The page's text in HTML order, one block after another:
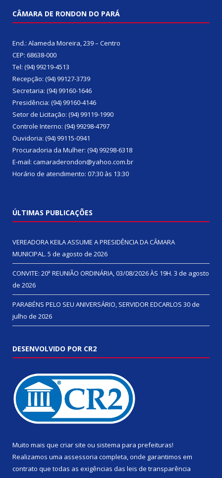
CÂMARA DE RONDON DO PARÁ
End.: Alameda Moreira, 239 – Centro
CEP: 68638-000
Tel: (94) 99219-4513
Recepção: (94) 99127-3739
Secretaria: (94) 99160-1646
Presidência: (94) 99160-4146
Setor de Licitação: (94) 99119-1990
Controle Interno: (94) 99298-4797
Ouvidoria: (94) 99115-0941
Procuradoria da Mulher: (94) 99298-6318
E-mail: camaraderondon@yahoo.com.br
Horário de atendimento: 07:30 às 13:30
ÚLTIMAS PUBLICAÇÕES
VEREADORA KEILA ASSUME A PRESIDÊNCIA DA CÂMARA
MUNICIPAL. 5 de agosto de 2026
CONVITE: 20ª REUNIÃO ORDINÁRIA, 03/08/2026 ÀS 19H. 3 de agosto
de 2026
PARABÉNS PELO SEU ANIVERSÁRIO, SERVIDOR EDCARLOS 30 de
julho de 2026
DESENVOLVIDO POR CR2
Muito mais que criar site ou sistema para prefeituras!
Realizamos uma assessoria completa, onde garantimos em
contrato que todas as exigências das leis de transparência